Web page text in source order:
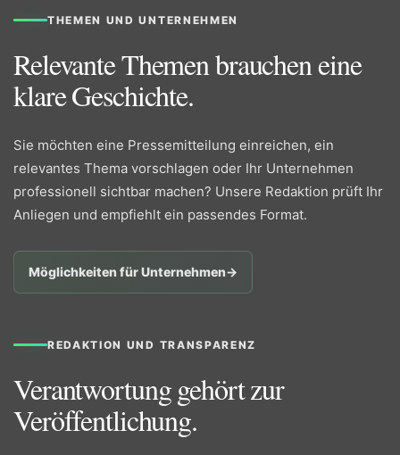
THEMEN UND UNTERNEHMEN
Relevante Themen brauchen eine
klare Geschichte.
Sie möchten eine Pressemitteilung einreichen, ein
relevantes Thema vorschlagen oder Ihr Unternehmen
professionell sichtbar machen? Unsere Redaktion prüft Ihr
Anliegen und empfiehlt ein passendes Format.
Möglichkeiten für Unternehmen→
REDAKTION UND TRANSPARENZ
Verantwortung gehört zur
Veröffentlichung.